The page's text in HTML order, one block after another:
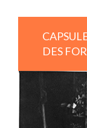
DES